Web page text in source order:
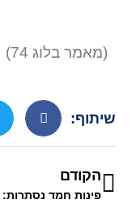
(מאמר בלוג 74)
שיתוף:
הקודם